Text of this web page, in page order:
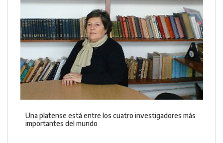
Una platense está entre los cuatro investigadores más
importantes del mundo